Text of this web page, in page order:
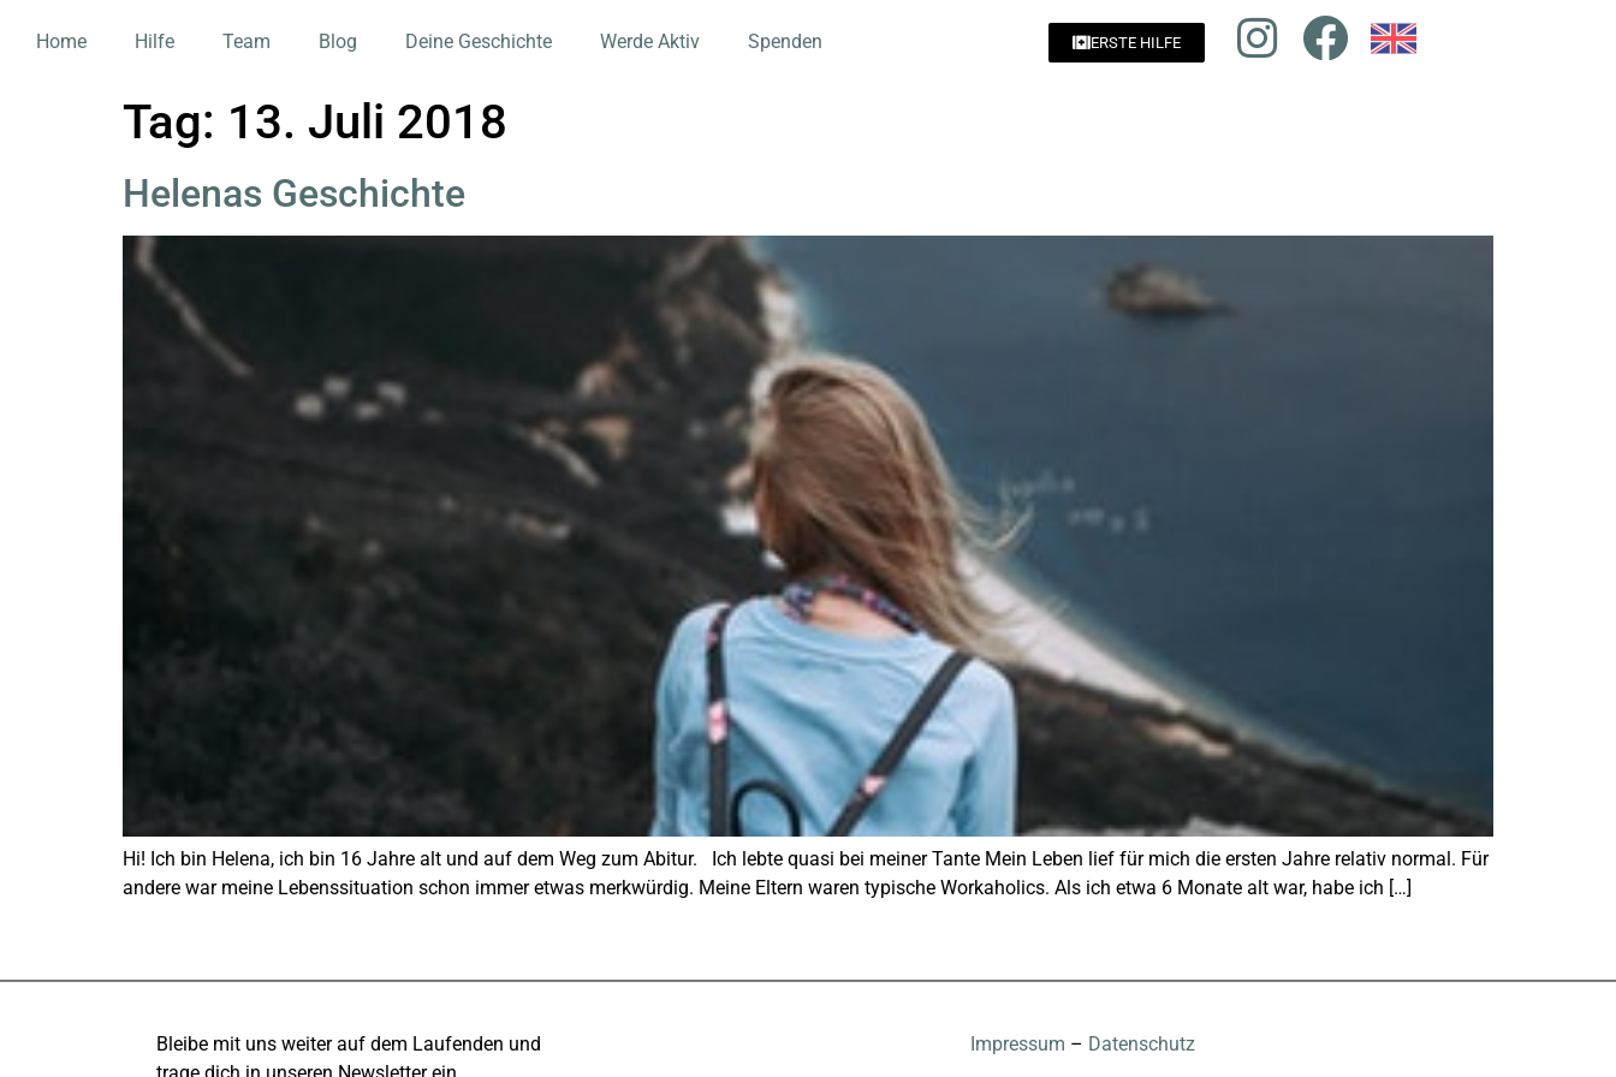
Home Hilfe Team Blog Deine Geschichte Werde Aktiv Spenden ERSTE HILFE
Tag: 13. Juli 2018
Helenas Geschichte
Hi! Ich bin Helena, ich bin 16 Jahre alt und auf dem Weg zum Abitur. Ich lebte quasi bei meiner Tante Mein Leben lief für mich die ersten Jahre relativ normal. Für
andere war meine Lebenssituation schon immer etwas merkwürdig. Meine Eltern waren typische Workaholics. Als ich etwa 6 Monate alt war, habe ich […]
Bleibe mit uns weiter auf dem Laufenden und
Impressum – Datenschutz